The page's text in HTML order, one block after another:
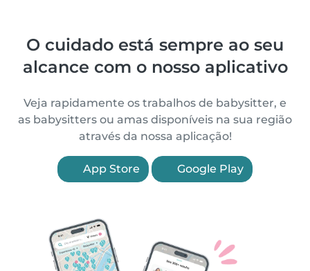
O cuidado está sempre ao seu
alcance com o nosso aplicativo
Veja rapidamente os trabalhos de babysitter, e
as babysitters ou amas disponíveis na sua região
através da nossa aplicação!
App Store Google Play